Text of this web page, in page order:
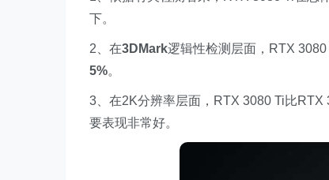
下。
2、在3DMark逻辑性检测层面，RTX
5%。
3、在2K分辨率层面，RTX 3080 Ti比RTX
要表现非常好。